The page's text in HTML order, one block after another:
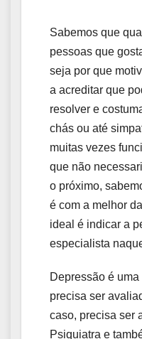
Sabemos que
pessoas que
seja por que
a acreditar que
resolver e
chás ou até
muitas vezes
que não
o próximo,
é com a melhor
ideal é indicar a
especialista
Depressão é
precisa ser
caso, precisa ser
Psiquiatra e